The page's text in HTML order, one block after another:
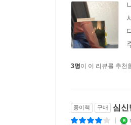
3명이 이 리뷰를 추천
종이책 구매 심신